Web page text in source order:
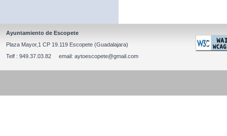
Ayuntamiento de Escopete
Plaza Mayor,1 CP 19.119 Escopete (Guadalajara)
Telf : 949.37.03.82 email: aytoescopete@gmail.com